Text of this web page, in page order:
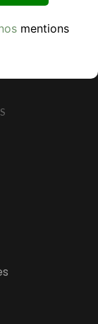
mentions